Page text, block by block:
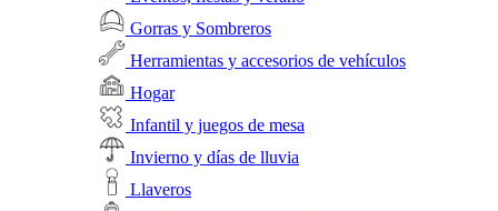
Gorras y Sombreros
Herramientas y accesorios de vehículos
Hogar
Infantil y juegos de mesa
Invierno y días de lluvia
Llaveros